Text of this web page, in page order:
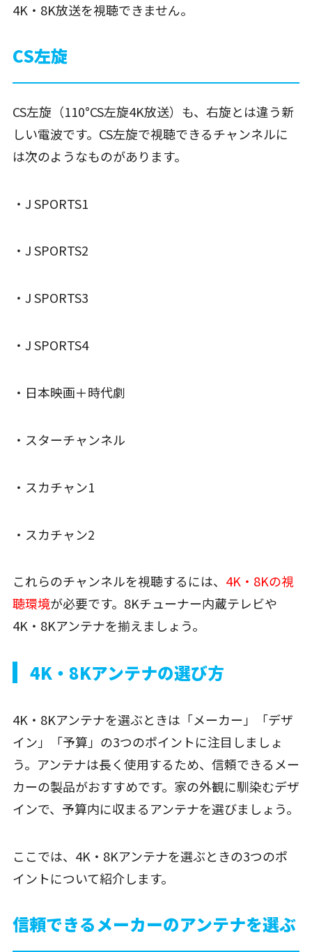
4K・8K放送を視聴できません。
CS左旋
CS左旋（110°CS左旋4K放送）も、右旋とは違う新
しい電波です。CS左旋で視聴できるチャンネルに
は次のようなものがあります。
・J SPORTS1
・J SPORTS2
・J SPORTS3
・J SPORTS4
・日本映画＋時代劇
・スターチャンネル
・スカチャン1
・スカチャン2
これらのチャンネルを視聴するには、 4K・8Kの視
聴環境が必要です。8Kチューナー内蔵テレビや
4K・8Kアンテナを揃えましょう。
4K・8Kアンテナの選び方
4K・8Kアンテナを選ぶときは「メーカー」「デザ
イン」「予算」の3つのポイントに注目しましょ
う。アンテナは長く使用するため、信頼できるメー
カーの製品がおすすめです。家の外観に馴染むデザ
インで、予算内に収まるアンテナを選びましょう。
ここでは、4K・8Kアンテナを選ぶときの3つのポ
イントについて紹介します。
信頼できるメーカーのアンテナを選ぶ